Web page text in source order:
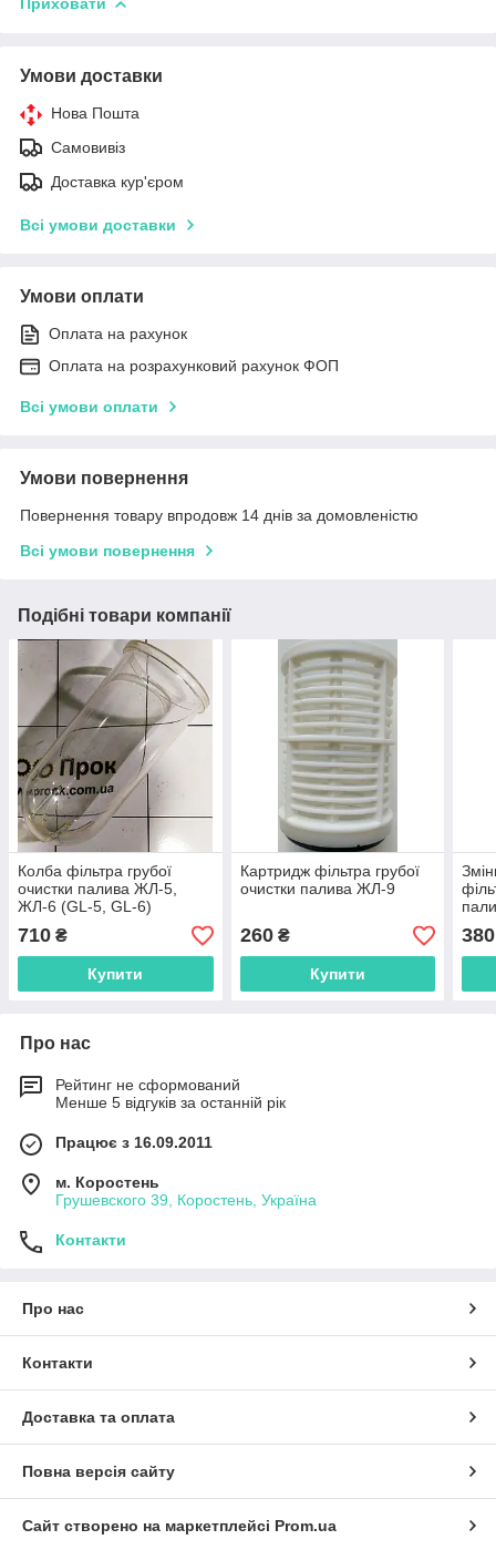
Умови доставки
Нова Пошта
Самовивіз
Доставка кур'єром
Всі умови доставки
Умови оплати
Оплата на рахунок
Оплата на розрахунковий рахунок ФОП
Всі умови оплати
Умови повернення
Повернення товару впродовж 14 днів за домовленістю
Всі умови повернення
Подібні товари компанії
Колба фільтра грубої
очистки палива ЖЛ-5,
ЖЛ-6 (GL-5, GL-6)
710 ₴
Купити
Картридж фільтра грубої
очистки палива ЖЛ-9
260₴
Купити
380
Про нас
Рейтинг не сформований
Менше 5 відгуків за останній рік
Працює з 16.09.2011
м. Коростень
Грушевского 39, Коростень, Україна
Контакти
Про нас
Контакти
Доставка та оплата
Повна версія сайту
Сайт створено на маркетплейсі Prom.ua